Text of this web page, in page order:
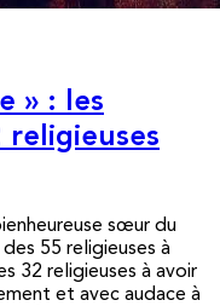
» : les
religieuses
sœur du
55 religieuses à
32 religieuses à avoir
et avec audace à